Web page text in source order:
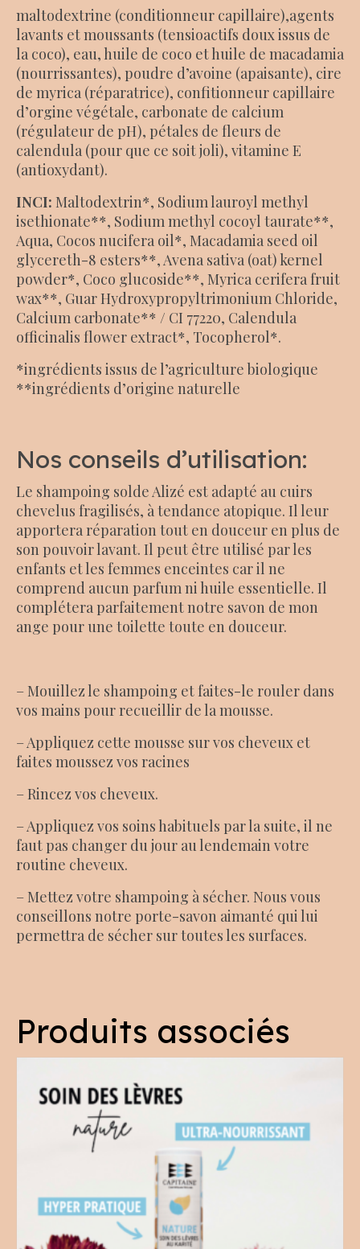
maltodextrine (conditionneur capillaire),agents
lavants et moussants (tensioactifs doux issus de
la coco), eau, huile de coco et huile de macadamia
(nourrissantes), poudre d’avoine (apaisante), cire
de myrica (réparatrice), confitionneur capillaire
d’orgine végétale, carbonate de calcium
(régulateur de pH), pétales de fleurs de
calendula (pour que ce soit joli), vitamine E
(antioxydant).
INCI: Maltodextrin*, Sodium lauroyl methyl
isethionate**, Sodium methyl cocoyl taurate**,
Aqua, Cocos nucifera oil*, Macadamia seed oil
glycereth-8 esters**, Avena sativa (oat) kernel
powder*, Coco glucoside**, Myrica cerifera fruit
wax**, Guar Hydroxypropyltrimonium Chloride,
Calcium carbonate** / CI 77220, Calendula
officinalis flower extract*, Tocopherol*.
*ingrédients issus de l’agriculture biologique
**ingrédients d’origine naturelle
Nos conseils d’utilisation:
Le shampoing solde Alizé est adapté au cuirs
chevelus fragilisés, à tendance atopique. Il leur
apportera réparation tout en douceur en plus de
son pouvoir lavant. Il peut être utilisé par les
enfants et les femmes enceintes car il ne
comprend aucun parfum ni huile essentielle. Il
complétera parfaitement notre savon de mon
ange pour une toilette toute en douceur.
– Mouillez le shampoing et faites-le rouler dans
vos mains pour recueillir de la mousse.
– Appliquez cette mousse sur vos cheveux et
faites moussez vos racines
– Rincez vos cheveux.
– Appliquez vos soins habituels par la suite, il ne
faut pas changer du jour au lendemain votre
routine cheveux.
– Mettez votre shampoing à sécher. Nous vous
conseillons notre porte-savon aimanté qui lui
permettra de sécher sur toutes les surfaces.
Produits associés